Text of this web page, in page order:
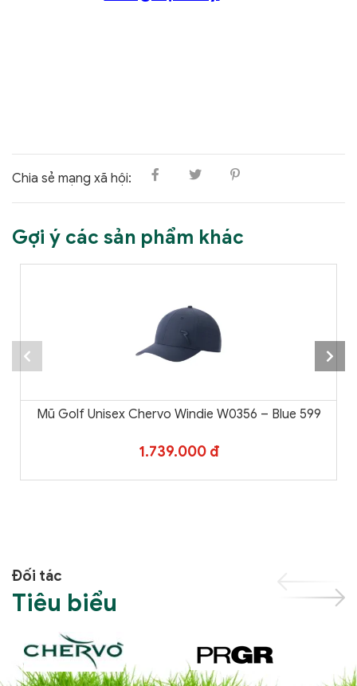
Chia sẻ mạng xã hội:
Gợi ý các sản phẩm khác
Mũ Golf Unisex Chervo Windie W0356 – Blue 599
1.739.000 đ
Đối tác
Tiêu biểu